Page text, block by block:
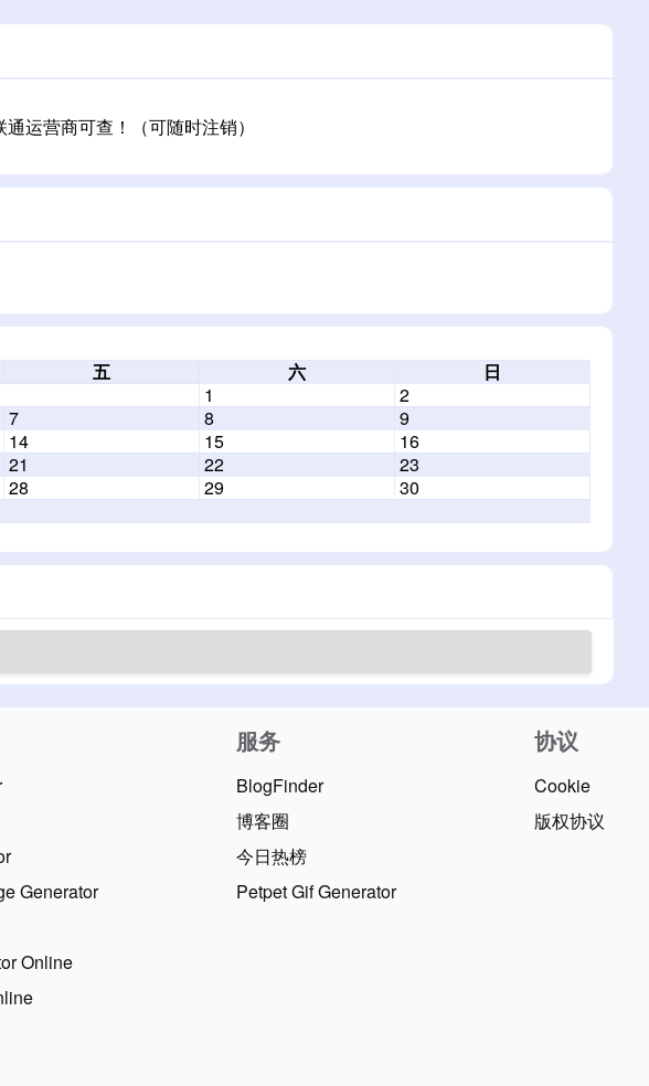
运营商可查！（可随时注销）
五 六
日
1
2
7 8
9
14 15
16
21 22
23
28 29
30
Generator
Online
服务
BlogFinder
博客圈
今日热榜
Petpet Gif Generator
协议
Cookie
版权协议